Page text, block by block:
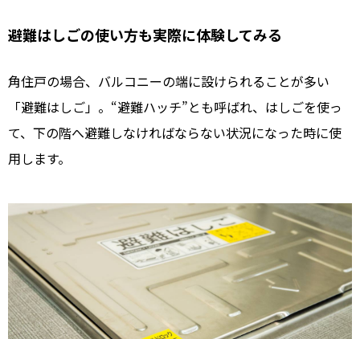
避難はしごの使い方も実際に体験してみる
角住戸の場合、バルコニーの端に設けられることが多い
「避難はしご」。“避難ハッチ”とも呼ばれ、はしごを使っ
て、下の階へ避難しなければならない状況になった時に使
用します。